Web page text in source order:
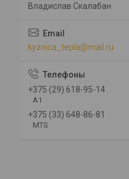
Владислав Скалабан
kyznica_tepla@mail.ru
+375 (29) 618-95-14
A1
+375 (33) 648-86-81
MTS